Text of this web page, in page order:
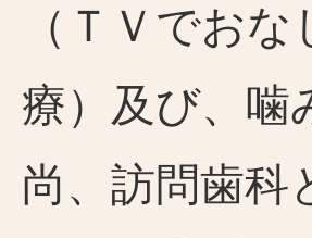
（ＴＶでお
療）及び、噛
尚、訪問歯科